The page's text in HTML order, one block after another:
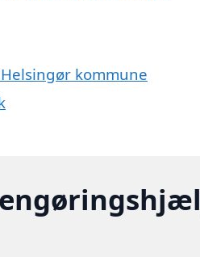
kommune